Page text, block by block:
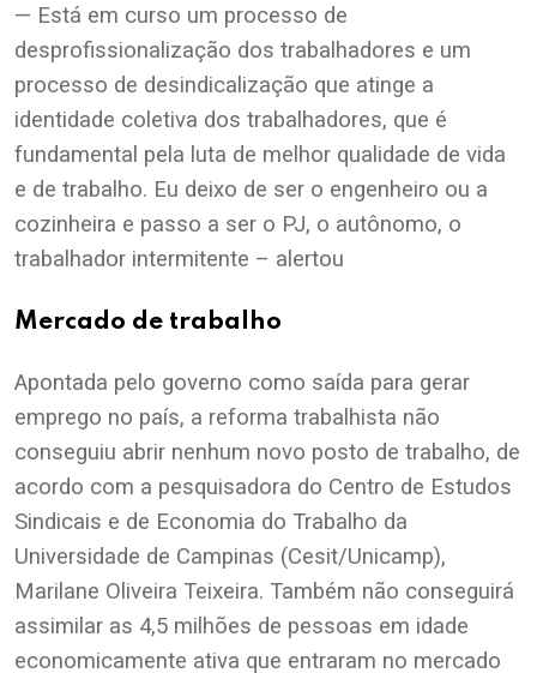
— Está em curso um processo de
desprofissionalização dos trabalhadores e um
processo de desindicalização que atinge a
identidade coletiva dos trabalhadores, que é
fundamental pela luta de melhor qualidade de vida
e de trabalho. Eu deixo de ser o engenheiro ou a
cozinheira e passo a ser o PJ, o autônomo, o
trabalhador intermitente – alertou
Mercado de trabalho
Apontada pelo governo como saída para gerar
emprego no país, a reforma trabalhista não
conseguiu abrir nenhum novo posto de trabalho, de
acordo com a pesquisadora do Centro de Estudos
Sindicais e de Economia do Trabalho da
Universidade de Campinas (Cesit/Unicamp),
Marilane Oliveira Teixeira. Também não conseguirá
assimilar as 4,5 milhões de pessoas em idade
economicamente ativa que entraram no mercado